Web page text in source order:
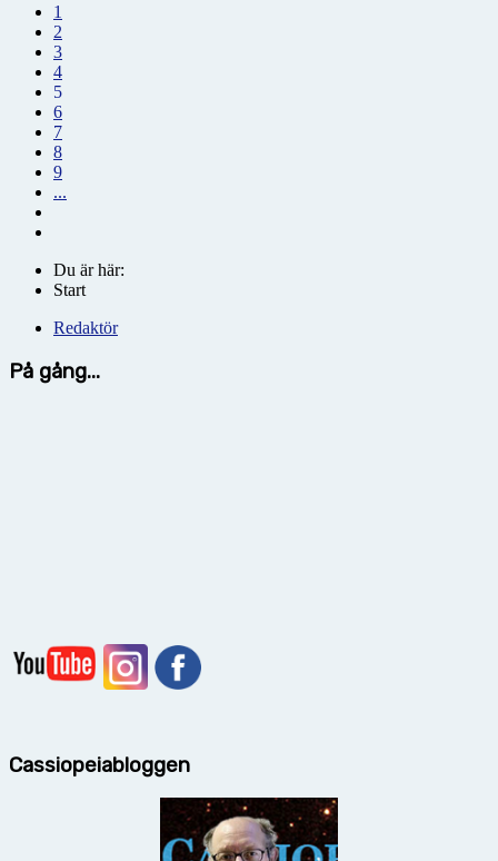
1
2
3
4
5
6
7
8
9
...
Du är här:
Start
Redaktör
På gång...
Cassiopeiabloggen